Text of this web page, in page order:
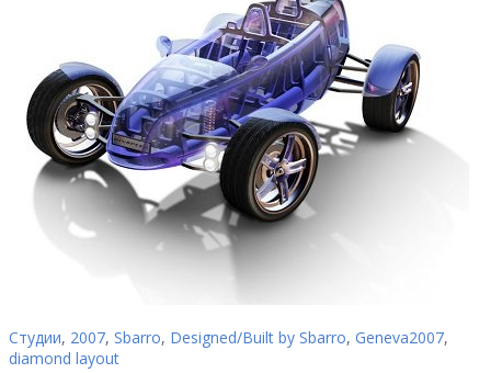
Студии, 2007, Sbarro, Designed/Built by Sbarro, Geneva2007,
diamond layout